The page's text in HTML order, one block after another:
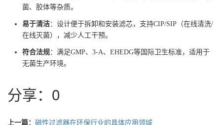
菌、胶体等杂质。
易于清洁：设计便于拆卸和安装滤芯，支持CIP/SIP（在线清洗/
在线灭菌），减少人工干预。
符合法规：满足GMP、3-A、EHEDG等国际卫生标准，适用于
无菌生产环境。
分享： 0
上一篇： 磁性过滤器在环保行业的具体应用领域